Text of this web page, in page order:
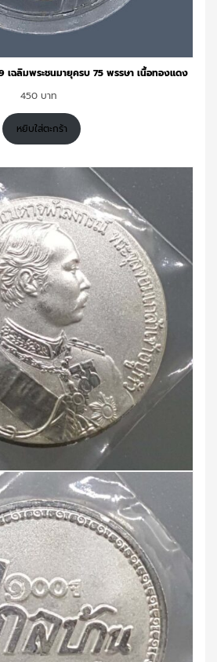
เฉลิมพระชนมายุครบ 75 พรรษา เนื้อทองแดง
450
หยิบใส่ตะกร้า